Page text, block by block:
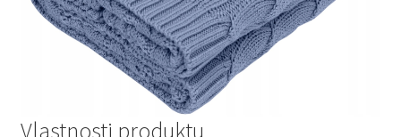
Vlastnosti produktu